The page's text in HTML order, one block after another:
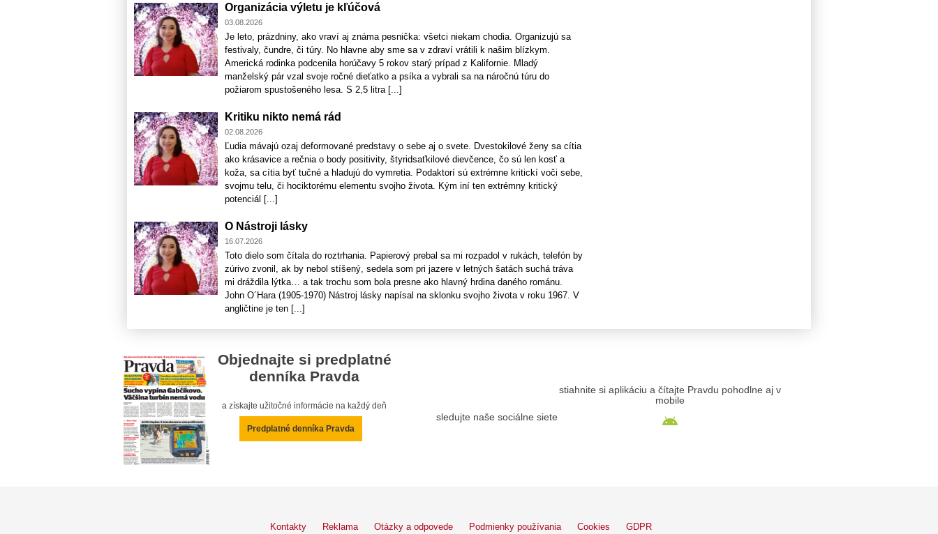
Organizácia výletu je kľúčová
03.08.2026
Je leto, prázdniny, ako vraví aj známa pesnička: všetci niekam chodia. Organizujú sa
festivaly, čundre, či túry. No hlavne aby sme sa v zdraví vrátili k našim blízkym.
Americká rodinka podcenila horúčavy 5 rokov starý prípad z Kalifornie. Mladý
manželský pár vzal svoje ročné dieťatko a psíka a vybrali sa na náročnú túru do
požiarom spustošeného lesa. S 2,5 litra [...]
Kritiku nikto nemá rád
02.08.2026
Ľudia mávajú ozaj deformované predstavy o sebe aj o svete. Dvestokilové ženy sa cítia
ako krásavice a rečnia o body positivity, štyridsaťkilové dievčence, čo sú len kosť a
koža, sa cítia byť tučné a hladujú do vymretia. Podaktorí sú extrémne kritickí voči sebe,
svojmu telu, či hociktorému elementu svojho života. Kým iní ten extrémny kritický
potenciál [...]
O Nástroji lásky
16.07.2026
Toto dielo som čítala do roztrhania. Papierový prebal sa mi rozpadol v rukách, telefón by
zúrivo zvonil, ak by nebol stíšený, sedela som pri jazere v letných šatách suchá tráva
mi dráždila lýtka… a tak trochu som bola presne ako hlavný hrdina daného románu.
John O´Hara (1905-1970) Nástroj lásky napísal na sklonku svojho života v roku 1967. V
angličtine je ten [...]
Objednajte si predplatné
denníka Pravda
a získajte užitočné informácie na každý deň
Predplatné denníka Pravda
sledujte naše sociálne siete
stiahnite si aplikáciu a čítajte Pravdu pohodlne aj v
mobile
Kontakty Reklama Otázky a odpovede Podmienky používania Cookies GDPR